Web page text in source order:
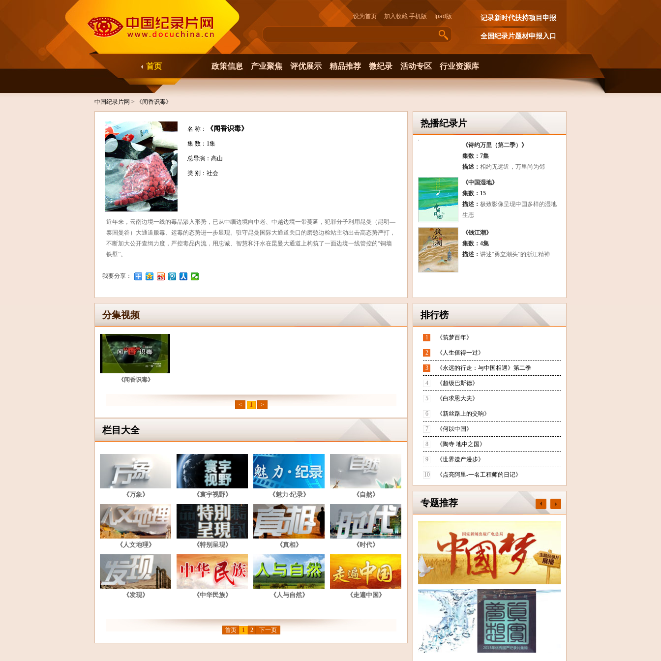
设为首页 加入收藏 手机版 Ipad 版 记录新时代扶持项目申报
全国纪录片题材申报入口
首页 政策信息 产业聚焦 评优展示 精品推荐 微纪录 活动专区 行业资源库
中国纪录片网 > 《闻香识毒》
名 称： 《闻香识毒》
集 数：1集
总导演：高山
类 别：社会
近年来，云南边境一线的毒品渗入形势，已从中缅边境向中老、中越边境一带蔓延，犯罪分子利用昆曼（昆明—
泰国曼谷）大通道贩毒、运毒的态势进一步显现。驻守昆曼国际大通道关口的磨憨边检站主动出击高态势严打，
不断加大公开查缉力度，严控毒品内流，用忠诚、智慧和汗水在昆曼大通道上构筑了一面边境一线管控的“铜墙
铁壁”。
我要分享：
分集视频
《闻香识毒》
< 1 >
栏目大全
《万象》 《寰宇视野》 《魅力·纪录》 《自然》
《人文地理》 《特别呈现》 《真相》 《时代》
《发现》 《中华民族》 《人与自然》 《走遍中国》
首页 1 2 下一页
热播纪录片
《诗约万里（第二季）》
集数：7集
描述： 相约无远近，万里尚为邻
《中国湿地》
集数：15
描述： 极致影像呈现中国多样的湿地
生态
《钱江潮》
集数：4集
描述： 讲述“勇立潮头”的浙江精神
排行榜
1 《筑梦百年》
2 《人生值得一过》
3 《永远的行走：与中国相遇》第二季
4 《超级巴斯德》
5 《白求恩大夫》
6 《新丝路上的交响》
7 《何以中国》
8 《陶寺 地中之国》
9 《世界遗产漫步》
10 《点亮阿里-一名工程师的日记》
专题推荐